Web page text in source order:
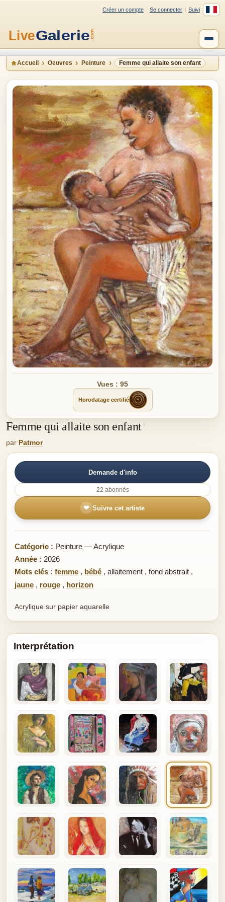
Créer un compte Se connecter Suivi
Accueil Oeuvres Peinture Femme qui allaite son enfant
Vues : 95
Horodatage certifié
Femme qui allaite son enfant
par Patmor
Demande d'info
22 abonnés
❤ Suivre cet artiste
Catégorie : Peinture — Acrylique
Année : 2026
Mots clés : femme , bébé , allaitement , fond abstrait ,
jaune , rouge , horizon
Acrylique sur papier aquarelle
Interprétation